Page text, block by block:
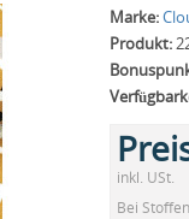
Marke:
Produkt:
inkl. USt.
Bei